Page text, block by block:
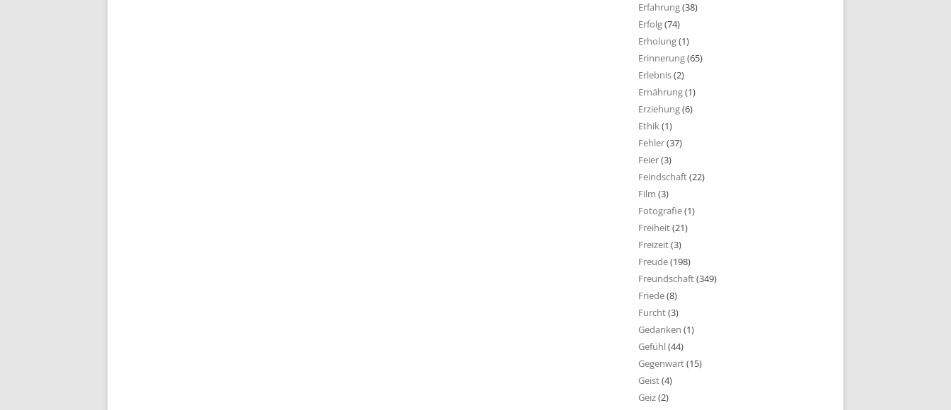
Erfahrung(38)
Erfolg(74)
Erholung(1)
Erinnerung(65)
Erlebnis(2)
Ernährung(1)
Erziehung(6)
Ethik(1)
Fehler(37)
Feier(3)
Feindschaft(22)
Film (3)
Fotografie(1)
Freiheit(21)
Freizeit(3)
Freude(198)
Freundschaft(349)
Friede(8)
Furcht(3)
Gedanken (1)
Gefühl(44)
Gegenwart(15)
Geist(4)
Geiz(2)